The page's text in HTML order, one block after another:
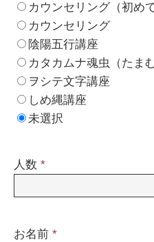
カウンセリング（初め
カウンセリング
陰陽五行講座
カタカムナ魂虫（たま
ヲシテ文字講座
しめ縄講座
未選択
人数 *
お名前 *